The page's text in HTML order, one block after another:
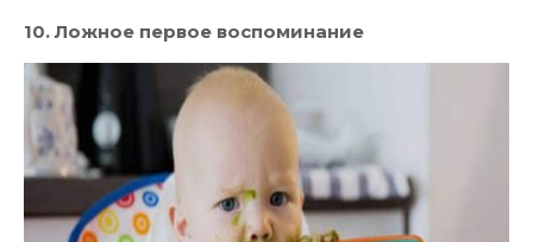
10. Ложное первое воспоминание